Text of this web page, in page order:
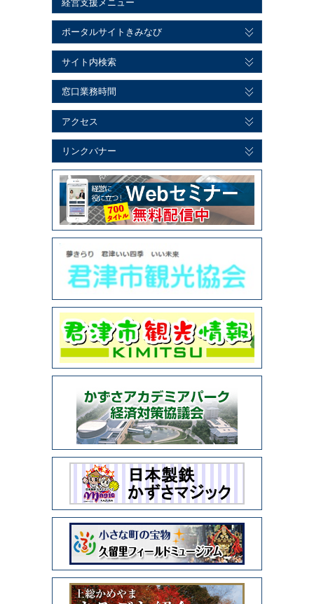
経営支援メニュー
ポータルサイトきみなび
サイト内検索
窓口業務時間
アクセス
リンクバナー